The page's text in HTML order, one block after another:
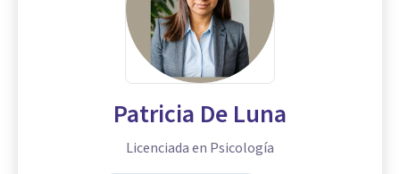
Patricia De Luna
Licenciada en Psicología